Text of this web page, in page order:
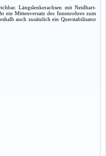
Längslenkerachsen mit Neidhart-
ein Mittenversatz des Innenrohres zum
auch zusätzlich ein Querstabilisator